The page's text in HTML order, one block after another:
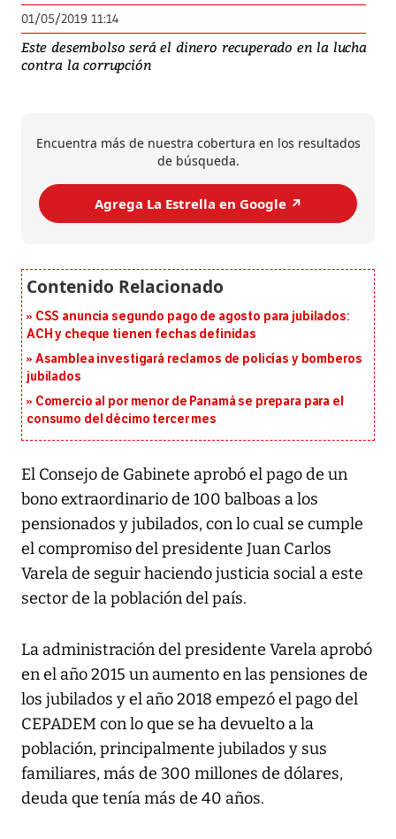
01/05/2019 11:14
Este desembolso será el dinero recuperado en la lucha
contra la corrupción
Encuentra más de nuestra cobertura en los resultados
de búsqueda.
Agrega La Estrella en Google ↗️
CSS anuncia segundo pago de agosto para jubilados:
ACH y cheque tienen fechas definidas
Asamblea investigará reclamos de policías y bomberos
jubilados
Comercio al por menor de Panamá se prepara para el
consumo del décimo tercer mes
El Consejo de Gabinete aprobó el pago de un
bono extraordinario de 100 balboas a los
pensionados y jubilados, con lo cual se cumple
el compromiso del presidente Juan Carlos
Varela de seguir haciendo justicia social a este
sector de la población del país.
La administración del presidente Varela aprobó
en el año 2015 un aumento en las pensiones de
los jubilados y el año 2018 empezó el pago del
CEPADEM con lo que se ha devuelto a la
población, principalmente jubilados y sus
familiares, más de 300 millones de dólares,
deuda que tenía más de 40 años.